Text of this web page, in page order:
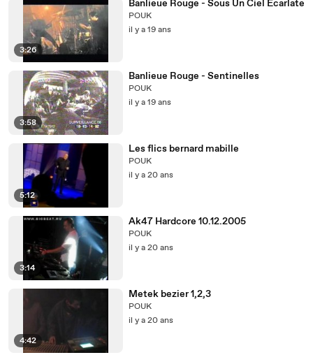
3:26
Banlieue Rouge - Sous Un Ciel Ecarlate
POUK
il y a 19 ans
3:58
Banlieue Rouge - Sentinelles
POUK
il y a 19 ans
5:12
Les flics bernard mabille
POUK
il y a 20 ans
3:14
Ak47 Hardcore 10.12.2005
POUK
il y a 20 ans
4:42
Metek bezier 1,2,3
POUK
il y a 20 ans